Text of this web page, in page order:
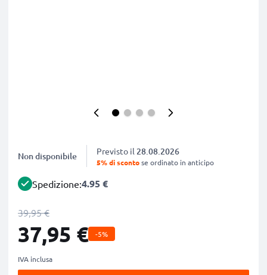
Non disponibile Previsto il 28.08.2026
5% di scontose ordinato in anticipo
Spedizione:4.95 €
39,95 €
37,95 € -5%
IVA inclusa